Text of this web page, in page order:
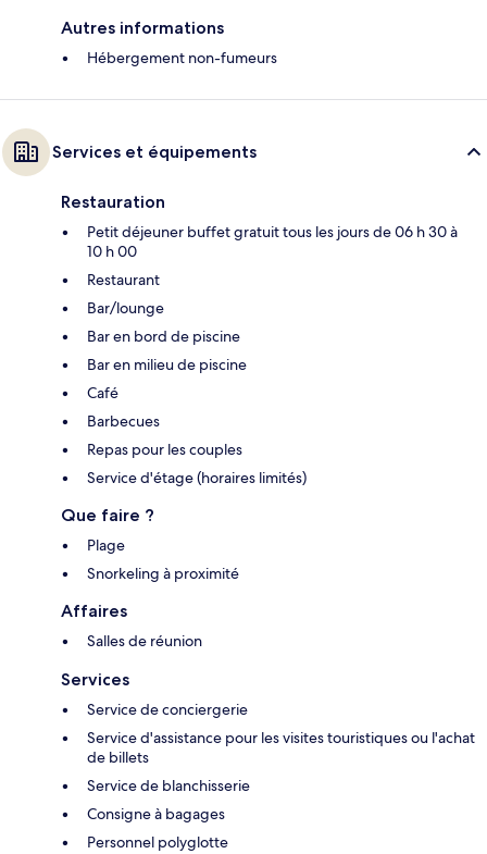
Autres informations
Hébergement non-fumeurs
Services et équipements
Restauration
Petit déjeuner buffet gratuit tous les jours de 06 h 30 à
10 h 00
Restaurant
Bar/lounge
Bar en bord de piscine
Bar en milieu de piscine
Café
Barbecues
Repas pour les couples
Service d'étage (horaires limités)
Que faire ?
Plage
Snorkeling à proximité
Affaires
Salles de réunion
Services
Service de conciergerie
Service d'assistance pour les visites touristiques ou l'achat
de billets
Service de blanchisserie
Consigne à bagages
Personnel polyglotte